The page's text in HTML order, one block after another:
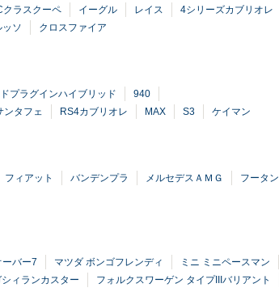
クラスクーペ イーグル レイス
4シリーズカブリオレ
ソ クロスファイア
プラグインハイブリッド
940
ンタフェ RS4カブリオレ MAX S3 ケイマン
フィアット バンデンプラ メルセデスＡＭＧ
フータン
バー7 マツダ ボンゴフレンディ
ミニ ミニペースマン
ィランカスター
フォルクスワーゲン タイプIIIバリアント